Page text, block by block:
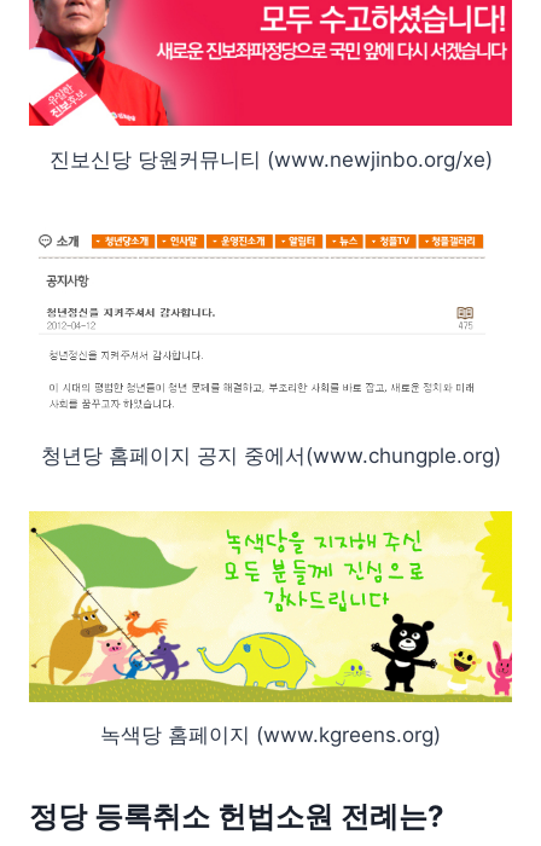
진보신당 당원커뮤니티 (www.newjinbo.org/xe)
청년당 홈페이지 공지 중에서(www.chungple.org)
녹색당 홈페이지 (www.kgreens.org)
정당 등록취소 헌법소원 전례는?